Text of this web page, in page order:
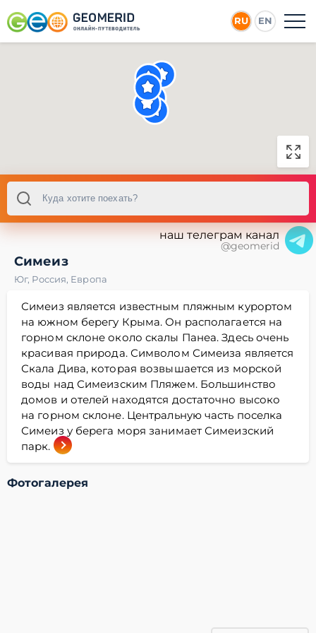
RU EN
наш телеграм канал
@geomerid
Симеиз
Юг, Россия, Европа
Симеиз является известным пляжным курортом
на южном берегу Крыма. Он располагается на
горном склоне около скалы Панеа. Здесь очень
красивая природа. Символом Симеиза является
Скала Дива, которая возвышается из морской
воды над Симеизским Пляжем. Большинство
домов и отелей находятся достаточно высоко
на горном склоне. Центральную часть поселка
Симеиз у берега моря занимает Симеизский
парк.
Фотогалерея